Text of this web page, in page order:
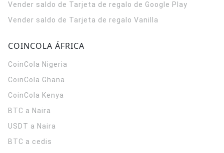
Vender saldo de Tarjeta de regalo de Google Play
Vender saldo de Tarjeta de regalo Vanilla
COINCOLA ÁFRICA
CoinCola Nigeria
CoinCola Ghana
CoinCola Kenya
BTC a Naira
USDT a Naira
BTC a cedis